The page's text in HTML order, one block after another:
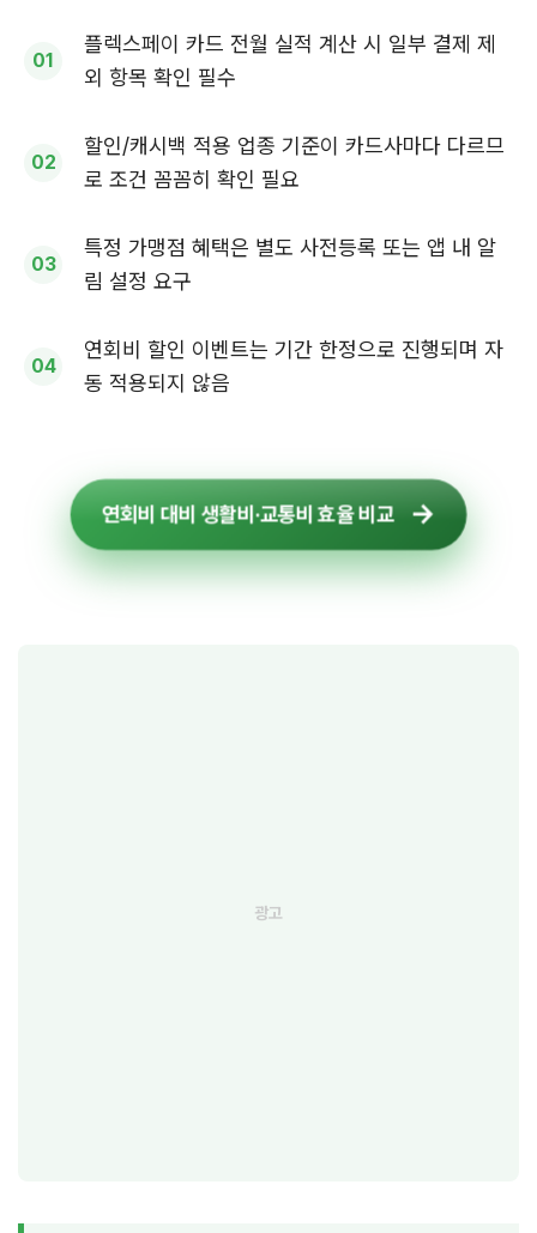
플렉스페이 카드 전월 실적 계산 시 일부 결제 제
외 항목 확인 필수
할인/캐시백 적용 업종 기준이 카드사마다 다르므
로 조건 꼼꼼히 확인 필요
특정 가맹점 혜택은 별도 사전등록 또는 앱 내 알
림 설정 요구
연회비 할인 이벤트는 기간 한정으로 진행되며 자
동 적용되지 않음
연회비 대비 생활비·교통비 효율 비교